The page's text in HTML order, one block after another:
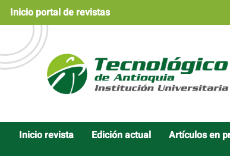
Navegación
principal
Contenido
principal
Barra
lateral
Inicio portal de revistas
Inicio revista Edición actual Artículos en